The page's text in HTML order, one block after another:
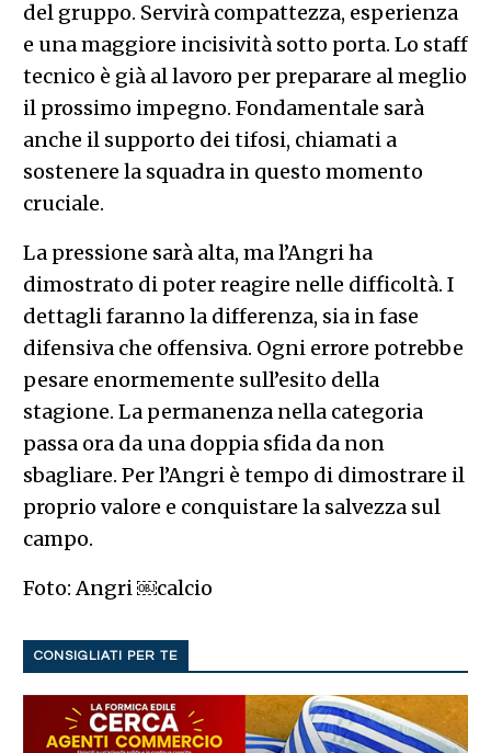
del gruppo. Servirà compattezza, esperienza
e una maggiore incisività sotto porta. Lo staff
tecnico è già al lavoro per preparare al meglio
il prossimo impegno. Fondamentale sarà
anche il supporto dei tifosi, chiamati a
sostenere la squadra in questo momento
cruciale.
La pressione sarà alta, ma l’Angri ha
dimostrato di poter reagire nelle difficoltà. I
dettagli faranno la differenza, sia in fase
difensiva che offensiva. Ogni errore potrebbe
pesare enormemente sull’esito della
stagione. La permanenza nella categoria
passa ora da una doppia sfida da non
sbagliare. Per l’Angri è tempo di dimostrare il
proprio valore e conquistare la salvezza sul
campo.
Foto: Angri ￼calcio
CONSIGLIATI PER TE